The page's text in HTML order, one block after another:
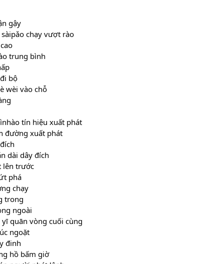
gậy
chạy vượt rào
trung bình
bộ
wèi vào chỗ
tín hiệu xuất phát
đường xuất phát
dài dây đích
lên trước
phá
chạy
trong
ngoài
quān vòng cuối cùng
ngoặt
đinh
hồ bấm giờ